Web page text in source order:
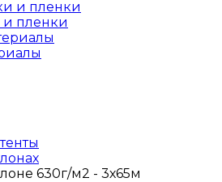
и пленки
630г/м2 - 3х65м